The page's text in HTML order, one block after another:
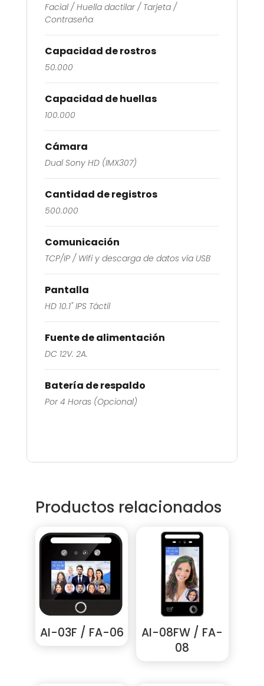
Facial / Huella dactilar / Tarjeta /
Contraseña
Capacidad de rostros
50.000
Capacidad de huellas
100.000
Cámara
Dual Sony HD (IMX307)
Cantidad de registros
500.000
Comunicación
TCP/IP / Wifi y descarga de datos vía USB
Pantalla
HD 10.1" IPS Táctil
Fuente de alimentación
DC 12V. 2A.
Batería de respaldo
Por 4 Horas (Opcional)
Productos relacionados
AI-03F / FA-06
AI-08FW / FA-
08